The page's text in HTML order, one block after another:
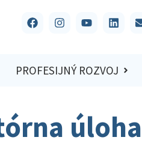
PROFESIJNÝ ROZVOJ